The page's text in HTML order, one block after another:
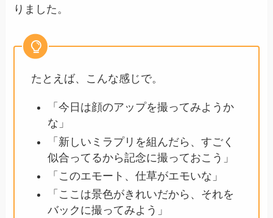
りました。
たとえば、こんな感じで。
「今日は顔のアップを撮ってみようか
な」
「新しいミラプリを組んだら、すごく
似合ってるから記念に撮っておこう」
「このエモート、仕草がエモいな」
「ここは景色がきれいだから、それを
バックに撮ってみよう」